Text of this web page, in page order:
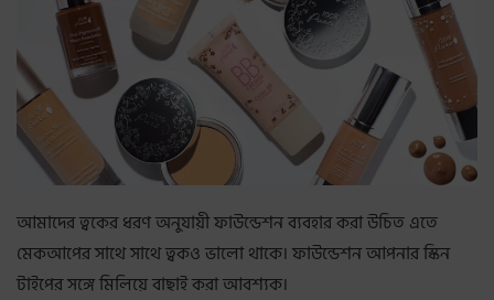
আমাদের ত্বকের ধরণ অনুযায়ী ফাউন্ডেশন ব্যবহার করা উচিত এতে
মেকআপের সাথে সাথে ত্বকও ভালো থাকে। ফাউন্ডেশন আপনার স্কিন
টাইপের সঙ্গে মিলিয়ে বাছাই করা আবশ্যক।